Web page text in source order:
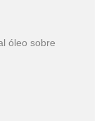
óleo sobre